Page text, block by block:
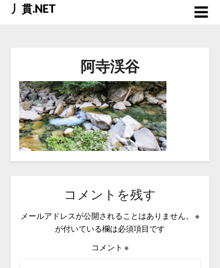
Skip丿貫.NET
阿寺渓谷
コメントを残す
メールアドレスが公開されることはありません。
※
が付いている欄は必須項目です
コメント ※